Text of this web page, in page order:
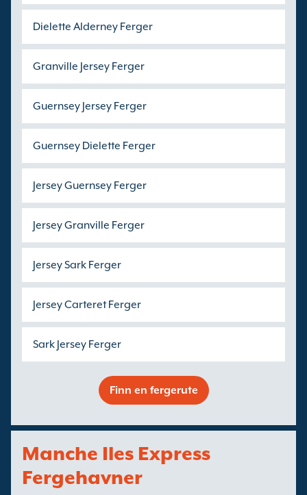
Dielette Alderney Ferger
Granville Jersey Ferger
Guernsey Jersey Ferger
Guernsey Dielette Ferger
Jersey Guernsey Ferger
Jersey Granville Ferger
Jersey Sark Ferger
Jersey Carteret Ferger
Sark Jersey Ferger
Finn en fergerute
Manche Iles Express
Fergehavner